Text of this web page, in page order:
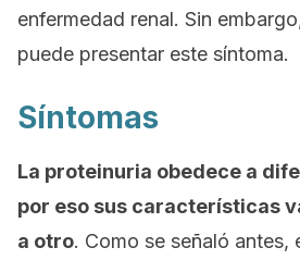
enfermedad renal. Sin
puede presentar este síntoma.
Síntomas
La proteinuria obedece a
por eso sus características
a otro. Como se señaló antes,